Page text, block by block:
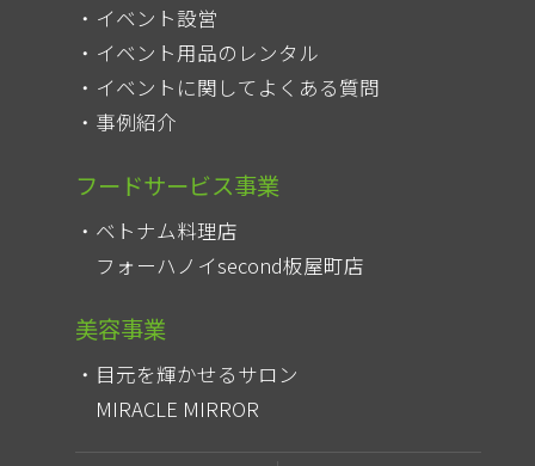
イベント設営
イベント用品のレンタル
イベントに関してよくある質問
事例紹介
フードサービス事業
ベトナム料理店
フォーハノイsecond板屋町店
美容事業
目元を輝かせるサロン
MIRACLE MIRROR